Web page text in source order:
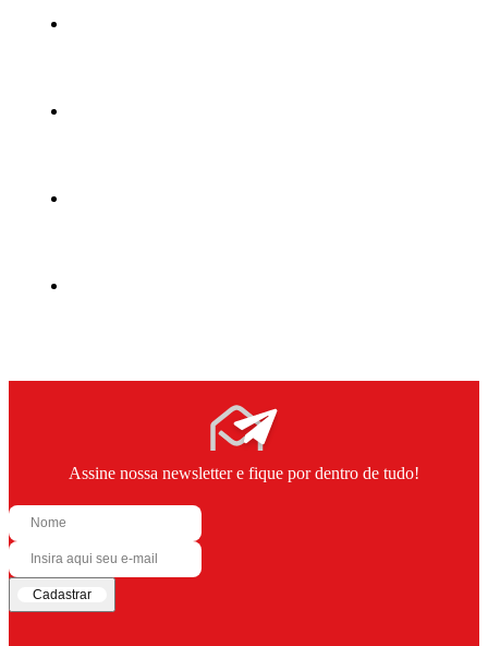
Assine nossa newsletter e fique por dentro de tudo!
Cadastrar